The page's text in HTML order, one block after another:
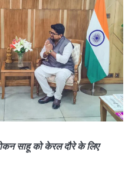
साहू को केरल दौरे के लिए